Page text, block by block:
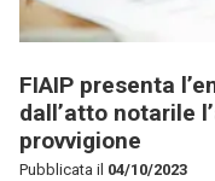
FIAIP presenta
dall’atto notarile
provvigione
Pubblicata il 04/10/2023